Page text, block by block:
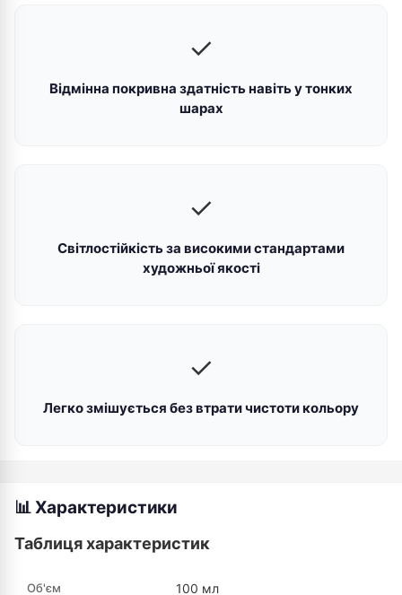
✓
Відмінна покривна здатність навіть у тонких
шарах
✓
Світлостійкість за високими стандартами
художньої якості
✓
Легко змішується без втрати чистоти кольору
📊 Характеристики
Таблиця характеристик
Об'єм 100 мл